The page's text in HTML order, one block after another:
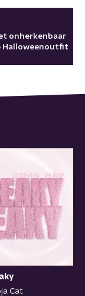
onherkenbaar
Halloweenoutfit
Cat